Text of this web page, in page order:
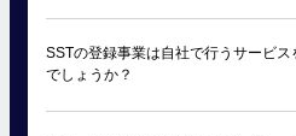
SSTの登録事業は自社で行うサービ
でしょうか？